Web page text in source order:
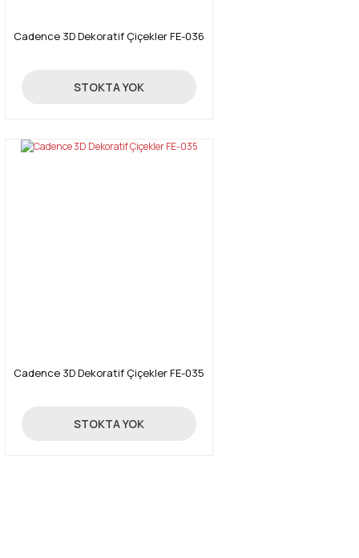
Cadence 3D Dekoratif Çiçekler FE-036
24,70 TL
STOKTA YOK
Cadence 3D Dekoratif Çiçekler FE-035
24,70 TL
STOKTA YOK